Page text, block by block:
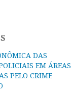
DAS
EM ÁREAS
PELO CRIME